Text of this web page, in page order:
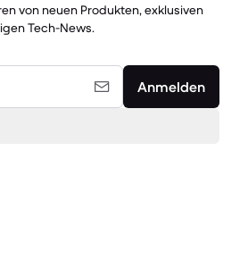
von neuen Produkten, exklusiven
Tech-News.
Anmelden